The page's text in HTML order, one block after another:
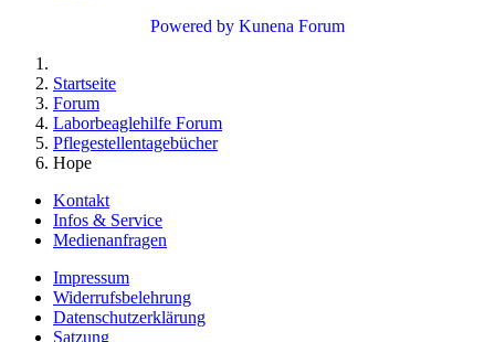
Powered by Kunena Forum
Startseite
Forum
Laborbeaglehilfe Forum
Pflegestellentagebücher
Hope
Kontakt
Infos & Service
Medienanfragen
Impressum
Widerrufsbelehrung
Datenschutzerklärung
Satzung